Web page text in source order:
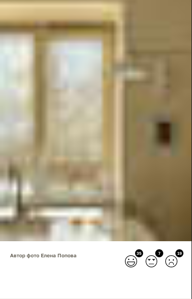
35 7 19
Автор фото Елена Попова